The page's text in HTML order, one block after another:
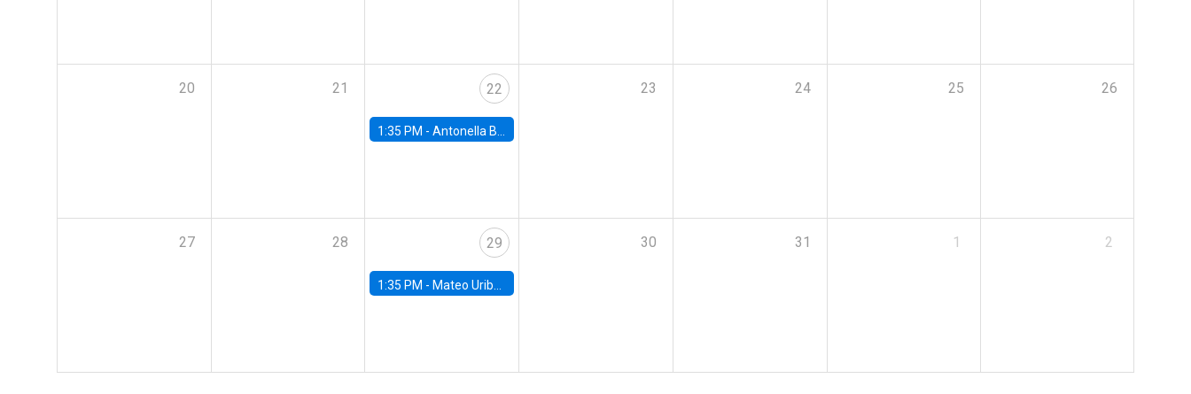
20 21 22
1:35 PM -Antonella Bancalari, Institute for Fiscal Studies (IFS) and Research Associate at University College London (UCL)
23 24 25 26
27 28 29
1:35 PM - Mateo Uribe-Castro, Universidad de los Andes (Colombia)
30 31 1 2